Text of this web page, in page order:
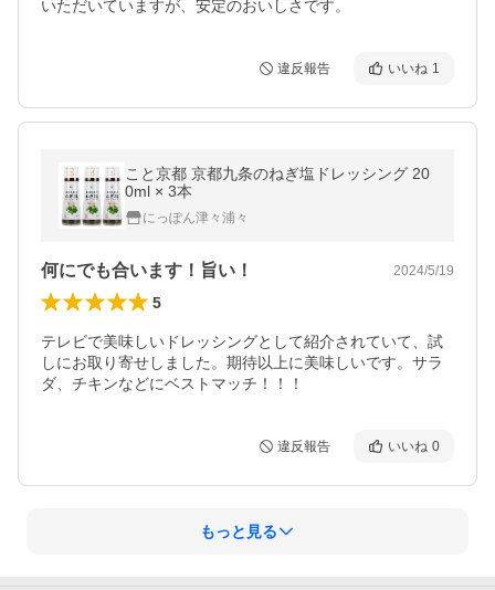
いただいていますが、安定のおいしさです。
違反報告 いいね 1
こと京都 京都九条のねぎ塩ドレッシング 20
0ml × 3本
にっぽん津々浦々
何にでも合います！旨い！ 2024/5/19
5
テレビで美味しいドレッシングとして紹介されていて、試
しにお取り寄せしました。期待以上に美味しいです。サラ
ダ、チキンなどにベストマッチ！！！
違反報告 いいね 0
もっと見る